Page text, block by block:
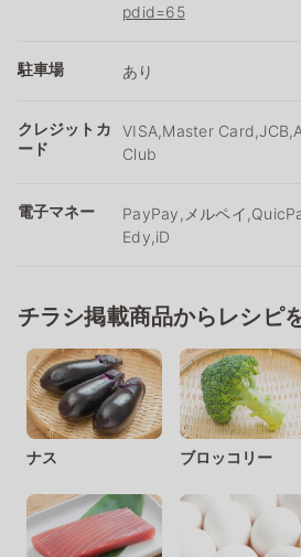
pdid=65
駐車場 あり
クレジットカ
ード
VISA,Master
Club
電子マネー
PayPay,メルペイ
Edy,iD
チラシ掲載商品からレシピ
ナス ブロッコリー